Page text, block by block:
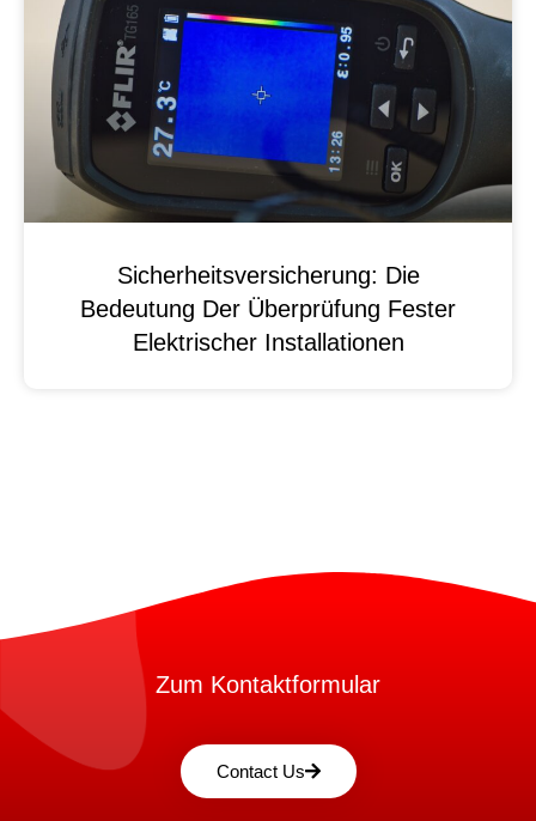
Sicherheitsversicherung: Die
Bedeutung Der Überprüfung Fester
Elektrischer Installationen
Zum Kontaktformular
Contact Us